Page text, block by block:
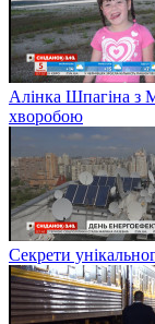
Алінка Шпагіна з
хворобою
Секрети